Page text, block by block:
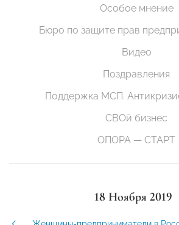
Особое мнение
Бюро по защите прав
Видео
Поздравления
Поддержка МСП.
СВОй бизнес
ОПОРА — СТАРТ
18 Ноября 2019